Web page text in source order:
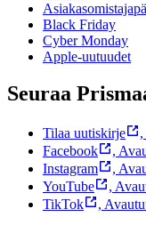
Black Friday
Cyber Monday
Apple-uutuudet
Seuraa
Tilaa uutiskirje ,
Facebook
,
Instagram
,
YouTube
,
TikTok
,